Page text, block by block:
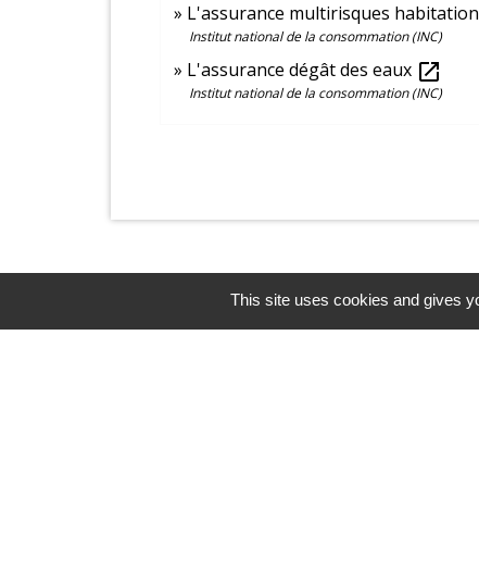
L'assurance multirisques habitation
Institut national de la consommation (INC)
L'assurance dégât des eaux open_in_new
Institut national de la consommation (INC)
This site uses cookies and gives